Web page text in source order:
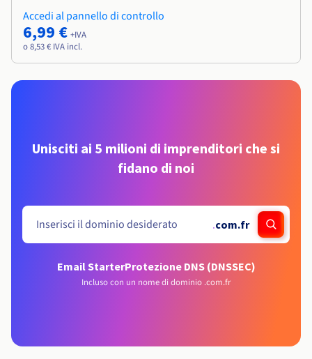
Accedi al pannello di controllo
6,99 € +IVA
o 8,53 € IVA incl.
Unisciti ai 5 milioni di imprenditori che si
fidano di noi
.com.fr
Email StarterProtezione DNS (DNSSEC)
Incluso con un nome di dominio .com.fr